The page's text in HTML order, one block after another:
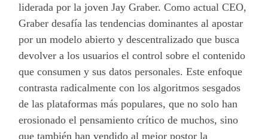
liderada por la joven Jay Graber. Como actual CEO,
Graber desafía las tendencias dominantes al apostar
por un modelo abierto y descentralizado que busca
devolver a los usuarios el control sobre el contenido
que consumen y sus datos personales. Este enfoque
contrasta radicalmente con los algoritmos sesgados
de las plataformas más populares, que no solo han
erosionado el pensamiento crítico de muchos, sino
que también han vendido al mejor postor la